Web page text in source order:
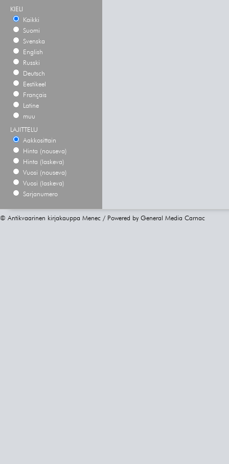
KIELI
Kaikki
Suomi
Svenska
English
Russki
Deutsch
Eestikeel
Français
Latine
muu
LAJITTELU
Aakkosittain
Hinta (nouseva)
Hinta (laskeva)
Vuosi (nouseva)
Vuosi (laskeva)
Sarjanumero
© Antikvaarinen kirjakauppa Menec / Powered by General Media Carnac